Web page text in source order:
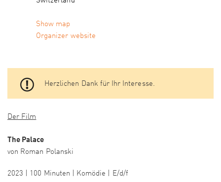
Show map
Organizer website
Herzlichen Dank für Ihr Interesse.
Der Film
The Palace
von Roman Polanski
2023 | 100 Minuten | Komödie | E/d/f